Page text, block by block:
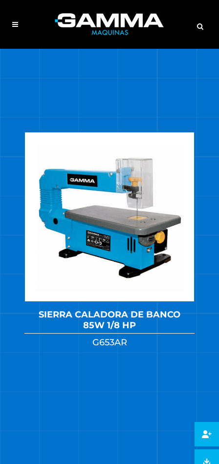
SIERRA CALADORA DE BANCO
85W 1/8 HP
G653AR